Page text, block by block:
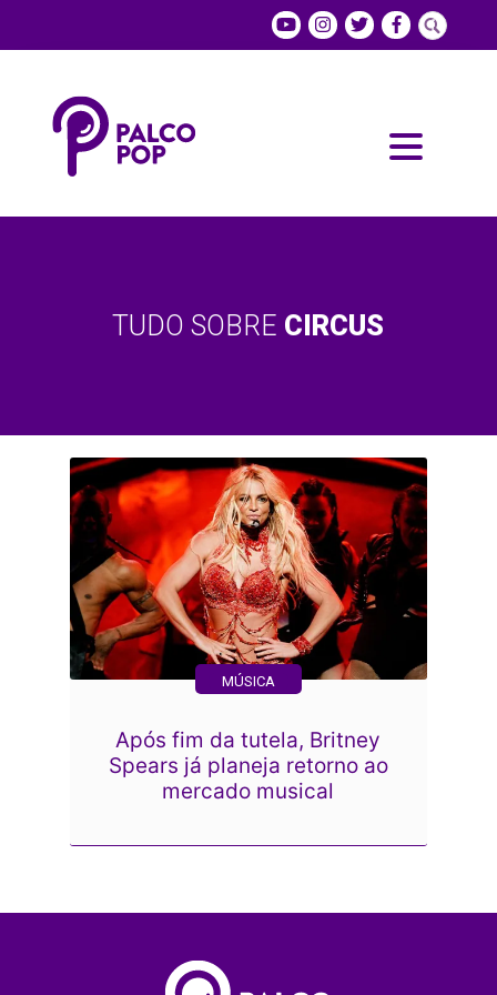
TUDO SOBRE CIRCUS
MÚSICA
Após fim da tutela, Britney
Spears já planeja retorno ao
mercado musical